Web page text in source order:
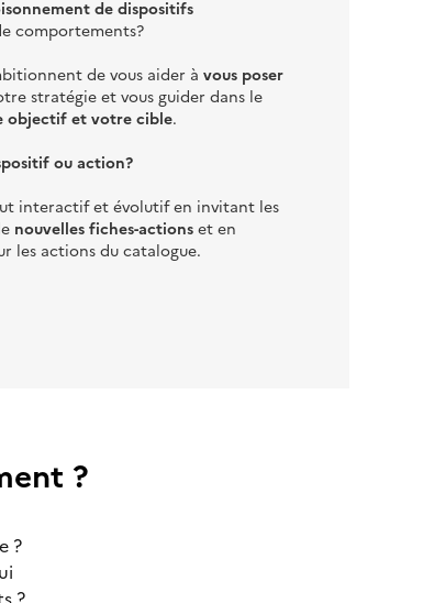
de dispositifs
comportements?
de vous aider à vous poser
stratégie et vous guider dans le
objectif et votre cible.
ou action?
interactif et évolutif en invitant les
nouvelles fiches-actions et en
les actions du catalogue.
?
?
?